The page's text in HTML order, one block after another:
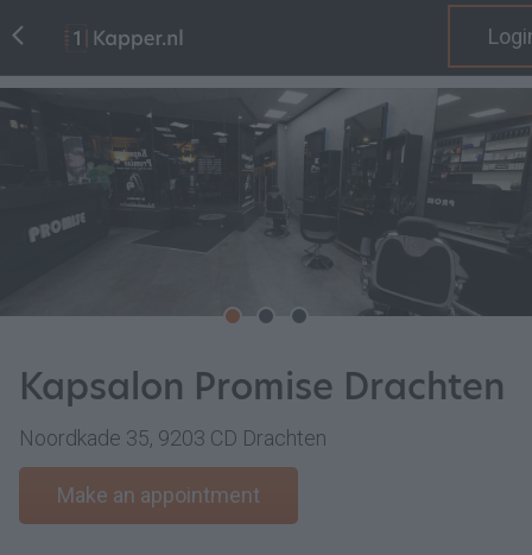
Kapsalon Promise Drachten
Noordkade 35, 9203 CD Drachten
Make an appointment